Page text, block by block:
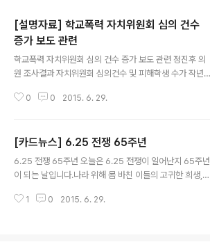
[설명자료] 학교폭력 자치위원회 심의 건수
증가 보도 관련
학교폭력 자치위원회 심의 건수 증가 보도 관련 정진후 의
원 조사결과 자치위원회 심의건수 및 피해학생 수가 작년
월 25일 한겨레 보도와 관련해, 교육부는 학교폭력에 대한
있고 중학교의 경우 타 학교급에 비해 심의건수가 가장 큰
건 사실이나 1천명당 피해학생은 오히려 전년대비 0.9%
감소됐음을 밝혀드립니다. 또 최근 인터넷, 스마트 미디어
정보통신 윤리교육, 사이버폭력 예방교육 등 맞춤형 예방
0 0 2015. 6. 29.
[카드뉴스] 6.25 전쟁 65주년
6.25 전쟁 65주년 오늘은 6.25 전쟁이 일어난지 65주년
이 되는 날입니다.나라 위해 몸 바친 이들의 고귀한 희생,
1 0 2015. 6. 29.